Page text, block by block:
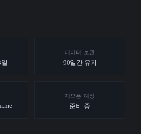
데이터 보관
90일간 유지
재오픈 예정
준비 중